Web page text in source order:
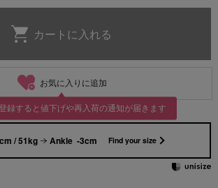
お気に入りに追加
録すると値下げや再入荷の通知が届きます
/ 51kg Ankle -3cm Find your size